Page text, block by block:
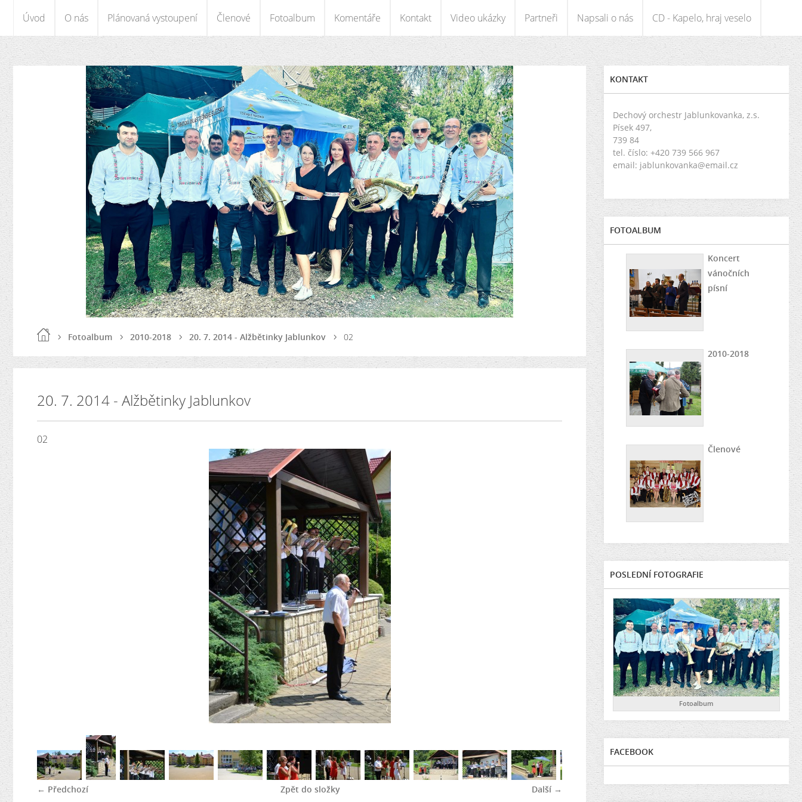
Úvod O nás Plánovaná vystoupení Členové Fotoalbum Komentáře Kontakt Video ukázky Partneři Napsali o nás CD - Kapelo, hraj veselo
Fotoalbum 2010-2018 20. 7. 2014 - Alžbětinky Jablunkov 02
20. 7. 2014 - Alžbětinky Jablunkov
02
← Předchozí Další →
Zpět do složky
KONTAKT
Dechový orchestr Jablunkovanka, z.s.
Písek 497,
739 84
tel. číslo: +420 739 566 967
email: jablunkovanka@email.cz
FOTOALBUM
Koncert
vánočních
písní
2010-2018
Členové
POSLEDNÍ FOTOGRAFIE
Fotoalbum
FACEBOOK